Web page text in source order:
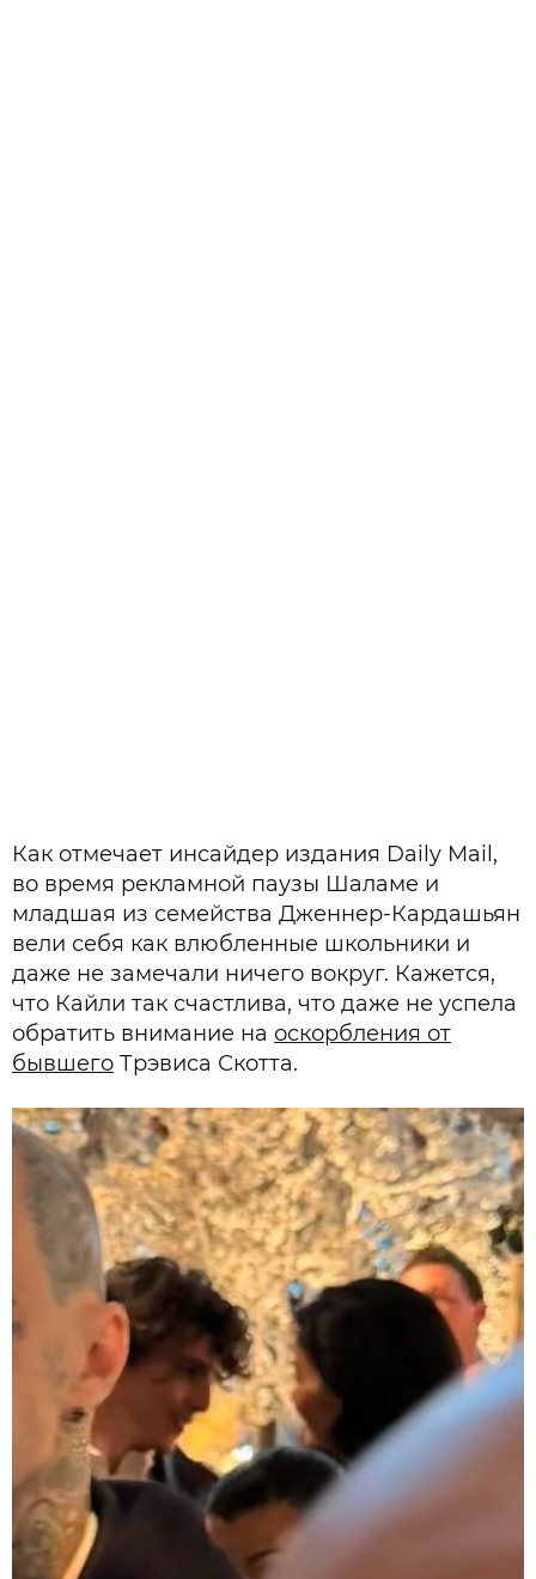
Как отмечает инсайдер издания Daily Mail,
во время рекламной паузы Шаламе и
младшая из семейства Дженнер-Кардашьян
вели себя как влюбленные школьники и
даже не замечали ничего вокруг. Кажется,
что Кайли так счастлива, что даже не успела
обратить внимание на оскорбления от
бывшего Трэвиса Скотта.